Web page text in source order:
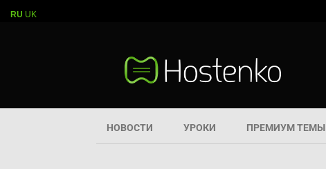
НОВОСТИ УРОКИ ПРЕМИУМ ТЕМЫ
RU UK